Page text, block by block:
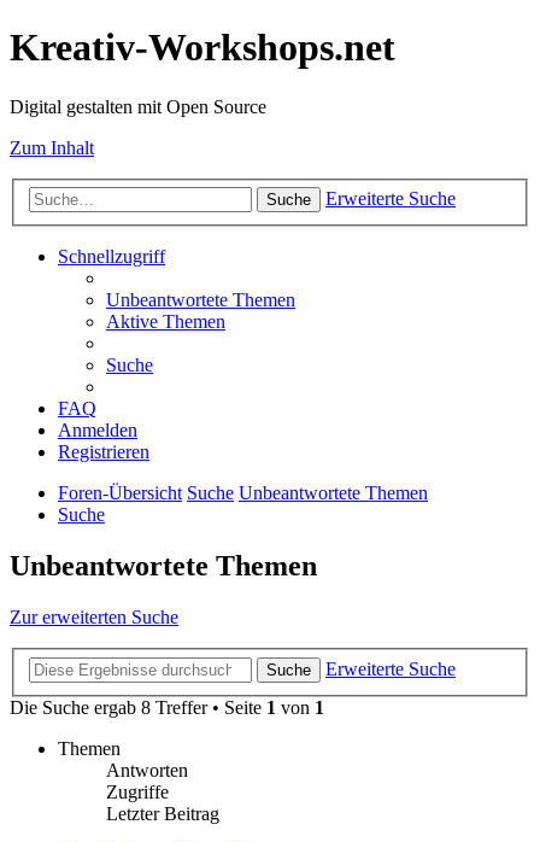
Kreativ-Workshops.net
Digital gestalten mit Open Source
Zum Inhalt
Suche Erweiterte Suche
Schnellzugriff
Unbeantwortete Themen
Aktive Themen
Suche
FAQ
Anmelden
Registrieren
Foren-Übersicht Suche Unbeantwortete Themen
Suche
Unbeantwortete Themen
Zur erweiterten Suche
Suche
Erweiterte Suche
Die Suche ergab 8 Treffer • Seite 1 von 1
Themen
Antworten
Zugriffe
Letzter Beitrag